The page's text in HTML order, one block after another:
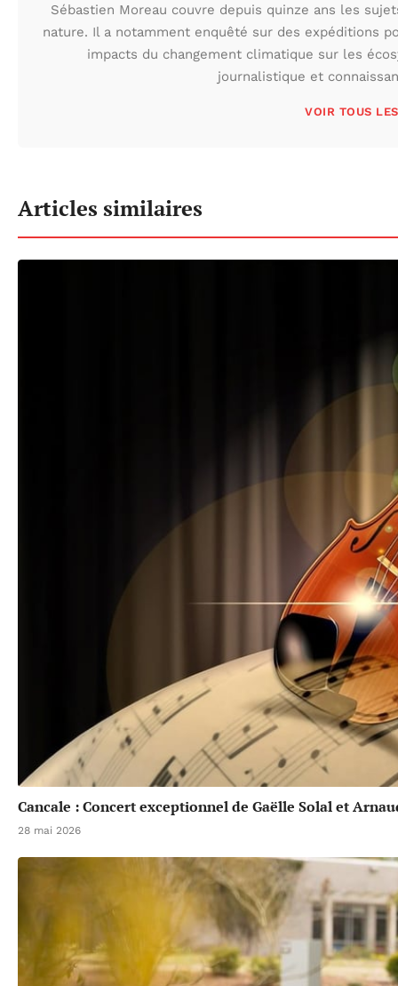
Sébastien Moreau couvre depuis quinze ans les
nature. Il a notamment enquêté sur des expéditions
impacts du changement climatique sur les
journalistique et
VOIR TOUS
Articles similaires
Cancale : Concert exceptionnel de Gaëlle Solal et
28 mai 2026